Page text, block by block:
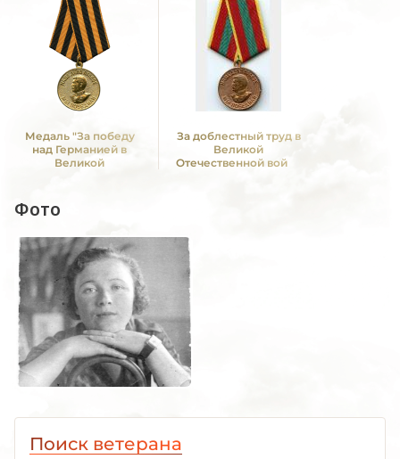
Медаль "За победу
над Германией в
Великой
За доблестный труд в
Великой
Отечественной войне
Фото
Поиск ветерана